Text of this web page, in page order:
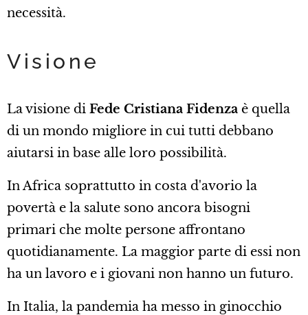
necessità.
Visione
La visione di Fede Cristiana Fidenza è quella
di un mondo migliore in cui tutti debbano
aiutarsi in base alle loro possibilità.
In Africa soprattutto in costa d'avorio la
povertà e la salute sono ancora bisogni
primari che molte persone affrontano
quotidianamente. La maggior parte di essi non
ha un lavoro e i giovani non hanno un futuro.
In Italia, la pandemia ha messo in ginocchio